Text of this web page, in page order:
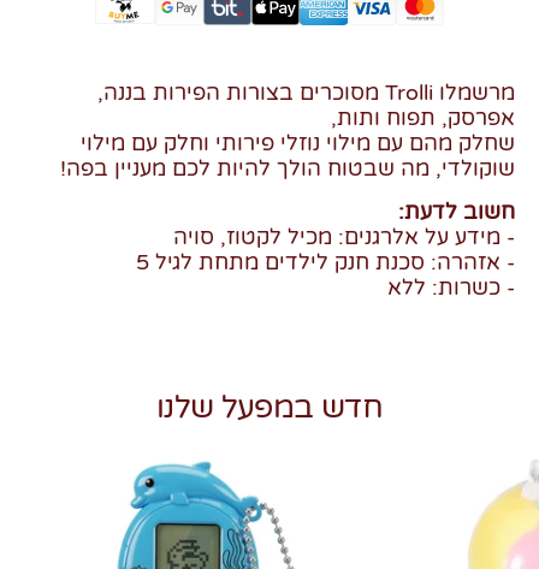
מרשמלו Trolli מסוכרים בצורות הפירות בננה,
אפרסק, תפוח ותות,
שחלק מהם עם מילוי נוזלי פירותי וחלק עם מילוי
שוקולדי, מה שבטוח הולך להיות לכם מעניין בפה!
חשוב לדעת:
- מידע על אלרגנים: מכיל לקטוז, סויה
- אזהרה: סכנת חנק לילדים מתחת לגיל 5
- כשרות: ללא
חדש במפעל שלנו